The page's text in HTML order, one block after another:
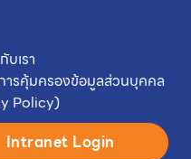
บเรา
ารคุ้มครองข้อมูลส่วนบุคคล
Policy)
Intranet Login